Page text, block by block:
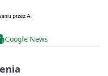
Google News